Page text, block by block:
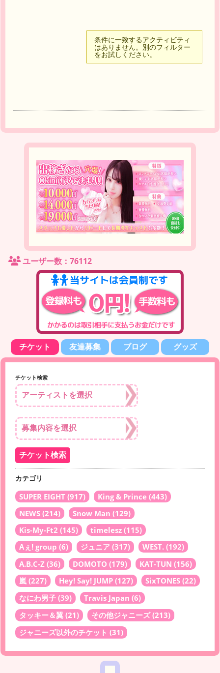
条件に一致するアクティビティ
はありません。別のフィルター
をお試しください。
ユーザー数：76112
チケット 友達募集 ブログ グッズ
チケット検索
カテゴリ
SUPER EIGHT (917) King & Prince (443)
NEWS (214) Snow Man (129)
Kis-My-Ft2 (145) timelesz (115)
Aぇ! group (6) ジュニア (317) WEST. (192)
A.B.C-Z (36) DOMOTO (179) KAT-TUN (156)
嵐 (227) Hey! Say! JUMP (127) SixTONES (22)
なにわ男子 (39) Travis Japan (6)
タッキー＆翼 (21) その他ジャニーズ(213)
ジャニーズ以外のチケット (31)